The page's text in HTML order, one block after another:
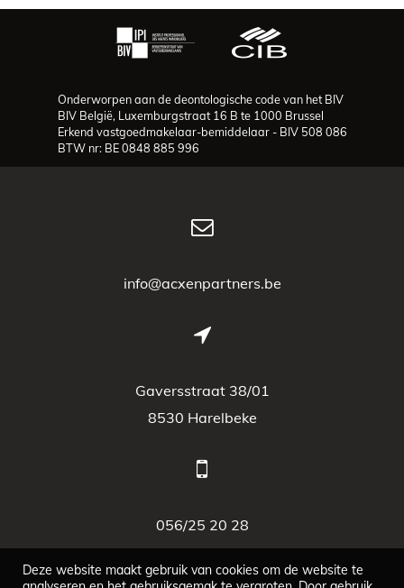
Onderworpen aan de deontologische code van het BIV
BIV België, Luxemburgstraat 16 B te 1000 Brussel
Erkend vastgoedmakelaar-bemiddelaar - BIV 508 086
BTW nr: BE 0848 885 996
info@acxenpartners.be
Gaversstraat 38/01
8530 Harelbeke
056/25 20 28
Deze website maakt gebruik van cookies om de website te